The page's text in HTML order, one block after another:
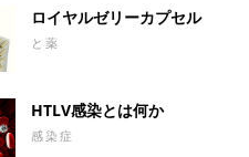
ロイヤルゼリーカプセル
と薬
HTLV感染とは何か
感染症